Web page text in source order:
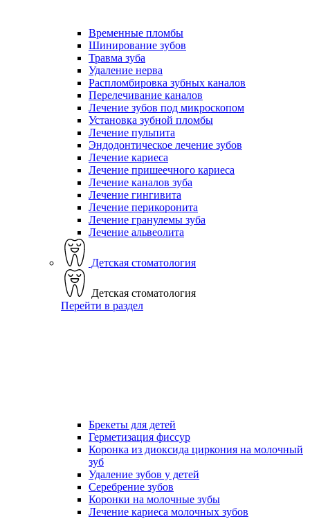
Временные пломбы
Шинирование зубов
Травма зуба
Удаление нерва
Распломбировка зубных каналов
Перелечивание каналов
Лечение зубов под микроскопом
Установка зубной пломбы
Лечение пульпита
Эндодонтическое лечение зубов
Лечение кариеса
Лечение пришеечного кариеса
Лечение каналов зуба
Лечение гингивита
Лечение перикоронита
Лечение гранулемы зуба
Лечение альвеолита
Детская стоматология
Детская стоматология
Перейти в раздел
Брекеты для детей
Герметизация фиссур
Коронка из диоксида циркония на молочный
зуб
Удаление зубов у детей
Серебрение зубов
Коронки на молочные зубы
Лечение кариеса молочных зубов